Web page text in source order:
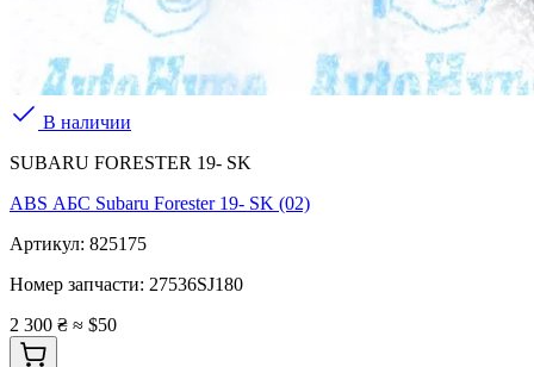
В наличии
SUBARU FORESTER 19- SK
ABS АБС Subaru Forester 19- SK (02)
Артикул: 825175
Номер запчасти: 27536SJ180
2 300 ₴ ≈ $50